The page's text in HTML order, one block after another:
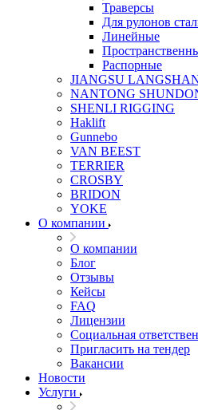
Траверсы
Для рулонов
Линейные
Распорные
JIANGSU
NANTONG
SHENLI RIGGING
Haklift
Gunnebo
VAN BEEST
TERRIER
CROSBY
BRIDON
YOKE
О компании
О компании
Блог
Отзывы
Кейсы
FAQ
Лицензии
Социальная
Пригласить на тендер
Вакансии
Новости
Услуги